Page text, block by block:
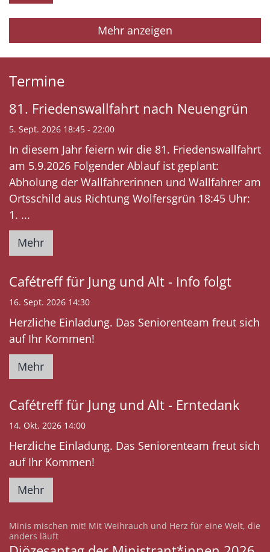
Mehr anzeigen
Termine
81. Friedenswallfahrt nach Neuengrün
5. Sept. 2026 18:45 - 22:00
In diesem Jahr feiern wir die 81. Friedenswallfahrt
am 5.9.2026 Folgender Ablauf ist geplant:
Abholung der Wallfahrerinnen und Wallfahrer am
Ortsschild aus Richtung Wolfersgrün 18:45 Uhr:
1. ...
Mehr
Cafétreff für Jung und Alt - Info folgt
16. Sept. 2026 14:30
Herzliche Einladung. Das Seniorenteam freut sich
auf Ihr Kommen!
Mehr
Cafétreff für Jung und Alt - Erntedank
14. Okt. 2026 14:00
Herzliche Einladung. Das Seniorenteam freut sich
auf Ihr Kommen!
Mehr
Minis mischen mit! Mit Weihrauch und Herz für eine Welt, die
anders läuft: